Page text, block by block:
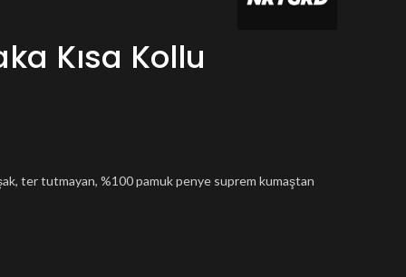
Kısa Kollu
ter tutmayan, %100 pamuk penye suprem kumaştan